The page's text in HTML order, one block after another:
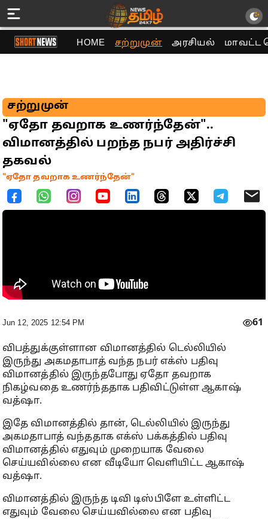
HOME சற்றுமுன் அரசியல் மாவட்ட
சற்றுமுன்
"ஏதோ தவறாக உணர்ந்தேன்"..
விமானத்தில் பறந்த நபர் அதிர்ச்சி
தகவல்
"ஏதோ தவறாக உணர்ந்தேன்"
Jun 12, 2025 12:54 PM 61
விபத்துக்குள்ளான விமானத்தில் டெல்லியில்
இருந்து அகமதாபாத் வந்த நபர் எக்ஸ் பதிவு
விமானத்தில் இருந்தபோது ஏதோ தவறாக
நிகழ்வதை உணர்ந்ததாக பதிவிட்டுள்ள ஆகாஷ்
வத்ஷா.
இதே விமானத்தில் தான், டெல்லியில் இருந்து
அகமதாபாத் வந்ததாக எக்ஸ் பக்கத்தில் பதிவு
விமானத்தில் எதுவும் முறையாக வேலை
செய்யவில்லை என வீடியோ வெளியிட்ட ஆகாஷ்
வத்ஷா.
விமானத்தில் இருந்த டிவி டிஸ்பிளே உள்ளிட்ட
எதுவும் வேலை செய்யவில்லை என பதிவு